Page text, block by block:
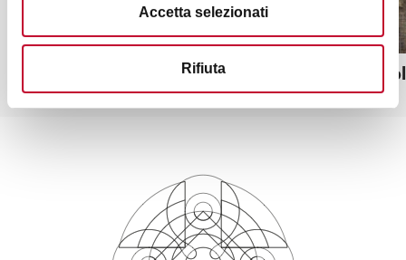
Accetta selezionati
Rifiuta